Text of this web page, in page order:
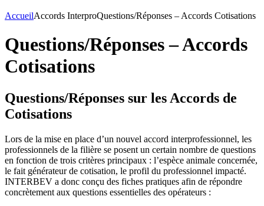
AccueilAccords InterproQuestions/Réponses – Accords Cotisations
Questions/Réponses – Accords
Cotisations
Questions/Réponses sur les Accords de
Cotisations
Lors de la mise en place d’un nouvel accord interprofessionnel, les
professionnels de la filière se posent un certain nombre de questions
en fonction de trois critères principaux : l’espèce animale concernée,
le fait générateur de cotisation, le profil du professionnel impacté.
INTERBEV a donc conçu des fiches pratiques afin de répondre
concrètement aux questions essentielles des opérateurs :